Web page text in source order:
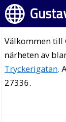
Välkommen till
närheten av
Tryckerigatan.
27336.